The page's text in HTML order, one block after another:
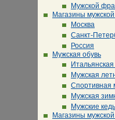
Мужской
Магазины
Москва
Санкт-
Россия
Мужская обувь
Мужская
Спортивная
Мужская
Мужские
Магазины